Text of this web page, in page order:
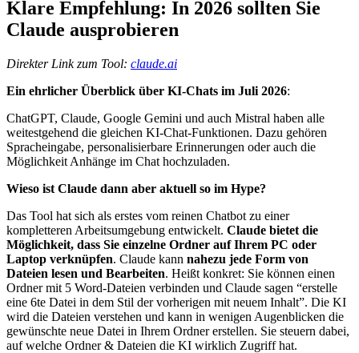
Klare Empfehlung: In 2026 sollten Sie
Claude ausprobieren
Direkter Link zum Tool: claude.ai
Ein ehrlicher Überblick über KI-Chats im Juli 2026:
ChatGPT, Claude, Google Gemini und auch Mistral haben alle
weitestgehend die gleichen KI-Chat-Funktionen. Dazu gehören
Spracheingabe, personalisierbare Erinnerungen oder auch die
Möglichkeit Anhänge im Chat hochzuladen.
Wieso ist Claude dann aber aktuell so im Hype?
Das Tool hat sich als erstes vom reinen Chatbot zu einer
kompletteren Arbeitsumgebung entwickelt. Claude bietet die
Möglichkeit, dass Sie einzelne Ordner auf Ihrem PC oder
Laptop verknüpfen. Claude kann nahezu jede Form von
Dateien lesen und Bearbeiten. Heißt konkret: Sie können einen
Ordner mit 5 Word-Dateien verbinden und Claude sagen “erstelle
eine 6te Datei in dem Stil der vorherigen mit neuem Inhalt”. Die KI
wird die Dateien verstehen und kann in wenigen Augenblicken die
gewünschte neue Datei in Ihrem Ordner erstellen. Sie steuern dabei,
auf welche Ordner & Dateien die KI wirklich Zugriff hat.